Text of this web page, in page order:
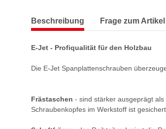
Beschreibung Frage zum Artikel
E-Jet - Profiqualität für den Holzbau
Die E-Jet Spanplattenschrauben
Frästaschen - sind stärker ausgeprägt
Schraubenkopfes im Werkstoff ist